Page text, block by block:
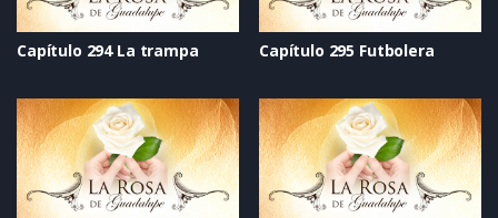
Capítulo 294 La trampa Capítulo 295 Futbolera